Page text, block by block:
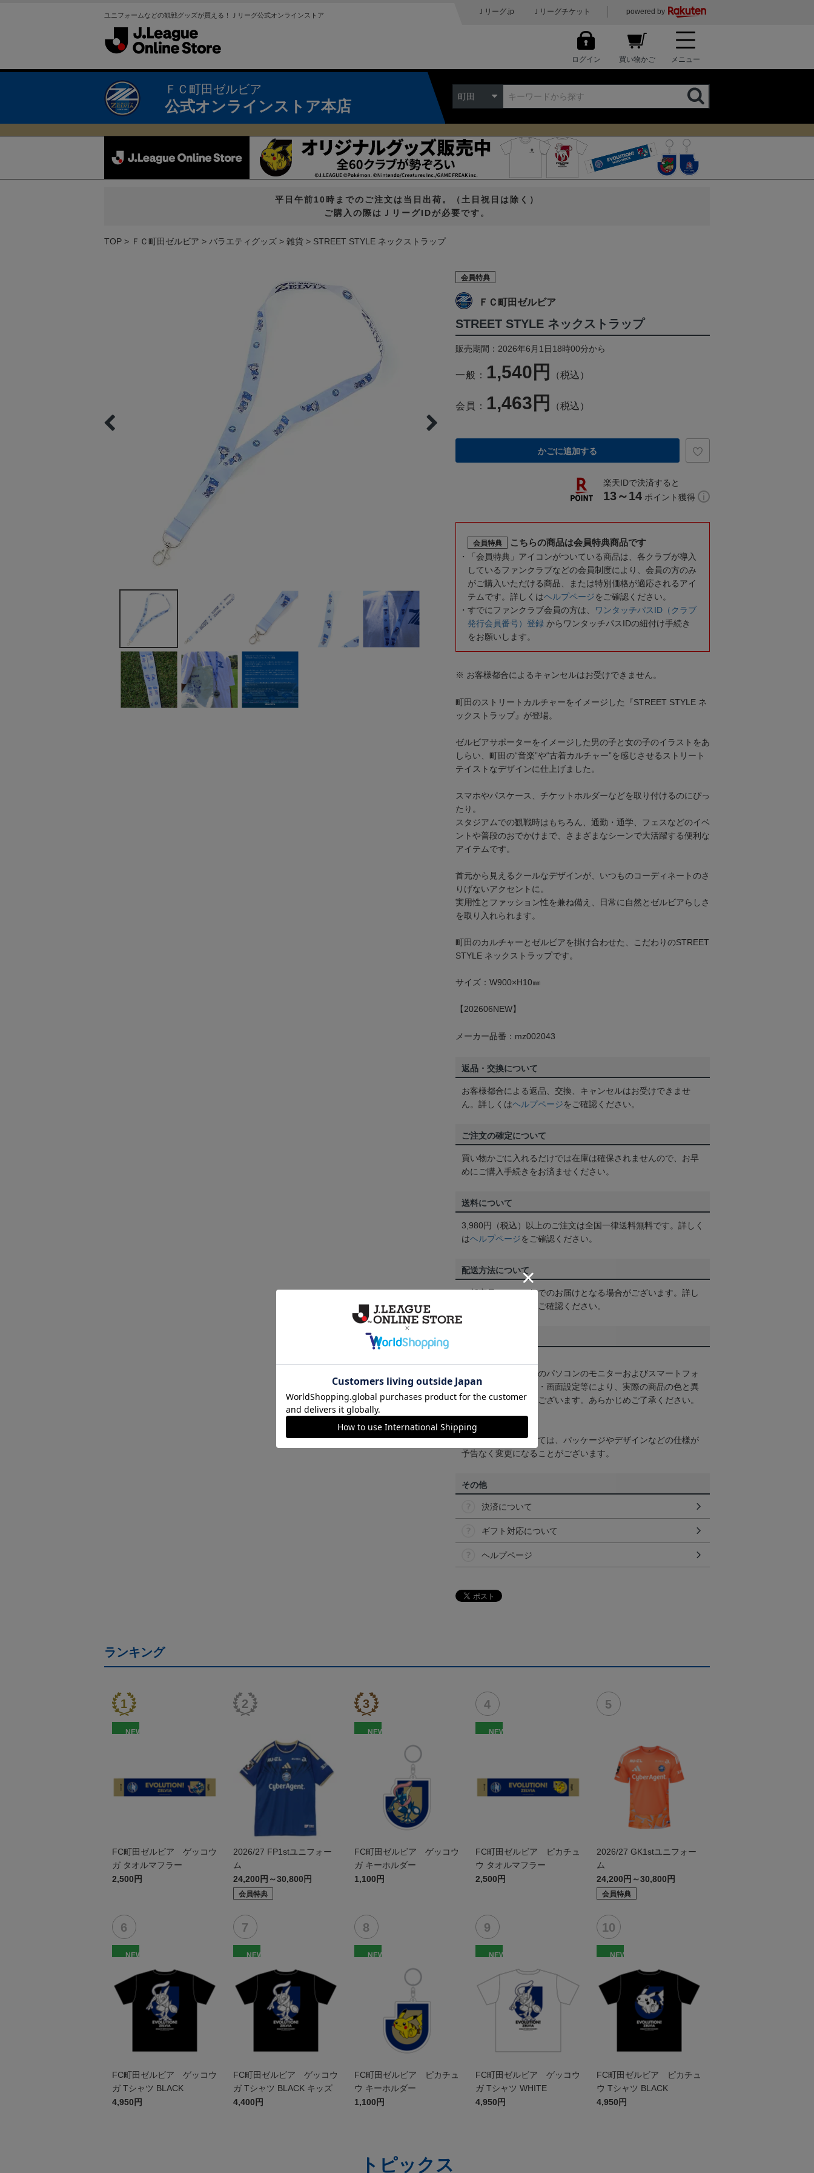
ユニフォームなどの観戦グッズが買える！Ｊリーグ公式オンラインストア Ｊリーグ.jp Ｊリーグチケット powered by
ログイン 買い物かご メニュー
ＦＣ町田ゼルビア
公式オンラインストア本店
町田
平日午前10時までのご注文は当日出荷。（土日祝日は除く）
ご購入の際はＪリーグIDが必要です。
TOP ＦＣ町田ゼルビア バラエティグッズ 雑貨 STREET STYLE ネックストラップ
会員特典
ＦＣ町田ゼルビア
STREET STYLE ネックストラップ
販売期間：2026年6月1日18時00分から
一般： 1,540円 （税込）
会員： 1,463円 （税込）
かごに追加する
楽天IDで決済すると
13～14 ポイント獲得
会員特典 こちらの商品は会員特典商品です
「会員特典」アイコンがついている商品は、各クラブが導入
しているファンクラブなどの会員制度により、会員の方のみ
がご購入いただける商品、または特別価格が適応されるアイ
テムです。詳しくはヘルプページをご確認ください。
すでにファンクラブ会員の方は、
ワンタッチパスID（クラブ
発行会員番号）登録 からワンタッチパスIDの紐付け手続き
をお願いします。
※ お客様都合によるキャンセルはお受けできません。
町田のストリートカルチャーをイメージした『STREET STYLE ネ
ックストラップ』が登場。
ゼルビアサポーターをイメージした男の子と女の子のイラストをあ
しらい、町田の“音楽”や“古着カルチャー”を感じさせるストリート
テイストなデザインに仕上げました。
スマホやパスケース、チケットホルダーなどを取り付けるのにぴっ
たり。
スタジアムでの観戦時はもちろん、通勤・通学、フェスなどのイベ
ントや普段のおでかけまで、さまざまなシーンで大活躍する便利な
アイテムです。
首元から見えるクールなデザインが、いつものコーディネートのさ
りげないアクセントに。
実用性とファッション性を兼ね備え、日常に自然とゼルビアらしさ
を取り入れられます。
町田のカルチャーとゼルビアを掛け合わせた、こだわりのSTREET
STYLE ネックストラップです。
サイズ：W900×H10㎜
【202606NEW】
メーカー品番：mz002043
返品・交換について
お客様都合による返品、交換、キャンセルはお受けできませ
ん。詳しくはヘルプページをご確認ください。
ご注文の確定について
買い物かごに入れるだけでは在庫は確保されませんので、お早
めにご購入手続きをお済ませください。
送料について
3,980円（税込）以上のご注文は全国一律送料無料です。詳しく
はヘルプページをご確認ください。
配送方法について
一部商品はメール便でのお届けとなる場合がございます。詳し
をご確認ください。
商品画像は、お使いのパソコンのモニターおよびスマートフォ
ンのメーカー・機種・画面設定等により、実際の商品の色と異
なって見える場合がございます。あらかじめご了承ください。
【仕様について】
取り扱い商品によっては、パッケージやデザインなどの仕様が
予告なく変更になることがございます。
その他
決済について
ギフト対応について
ヘルプページ
ランキング
NEW
FC町田ゼルビア ゲッコウ
ガ タオルマフラー
2,500円
2026/27 FP1stユニフォー
ム
24,200円～30,800円
会員特典
NEW
FC町田ゼルビア ゲッコウ
ガ キーホルダー
1,100円
NEW
FC町田ゼルビア ピカチュ
ウ タオルマフラー
2,500円
2026/27 GK1stユニフォー
ム
24,200円～30,800円
会員特典
NEW
FC町田ゼルビア ゲッコウ
ガ Tシャツ BLACK
4,950円
NEW
FC町田ゼルビア ゲッコウ
ガ Tシャツ BLACK キッズ
4,400円
NEW
FC町田ゼルビア ピカチュ
ウ キーホルダー
1,100円
NEW
FC町田ゼルビア ゲッコウ
ガ Tシャツ WHITE
4,950円
NEW
FC町田ゼルビア ピカチュ
ウ Tシャツ BLACK
4,950円
トピックス